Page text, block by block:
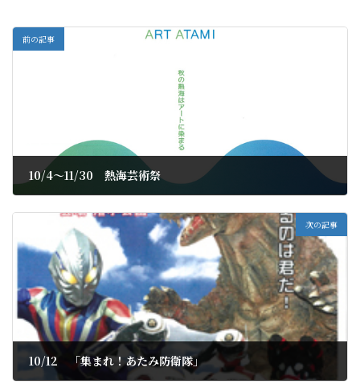
前の記事
10/4～11/30 熱海芸術祭
次の記事
10/12 「集まれ！あたみ防衛隊」